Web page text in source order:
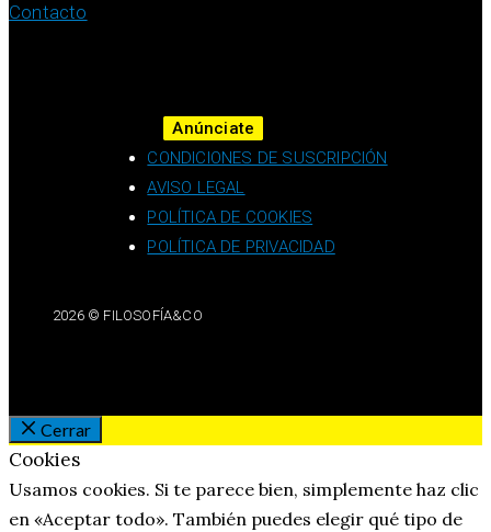
Contacto
Anúnciate
CONDICIONES DE SUSCRIPCIÓN
AVISO LEGAL
POLÍTICA DE COOKIES
POLÍTICA DE PRIVACIDAD
2026 © FILOSOFÍA&CO
Cerrar
Cookies
Usamos cookies. Si te parece bien, simplemente haz clic
en «Aceptar todo». También puedes elegir qué tipo de